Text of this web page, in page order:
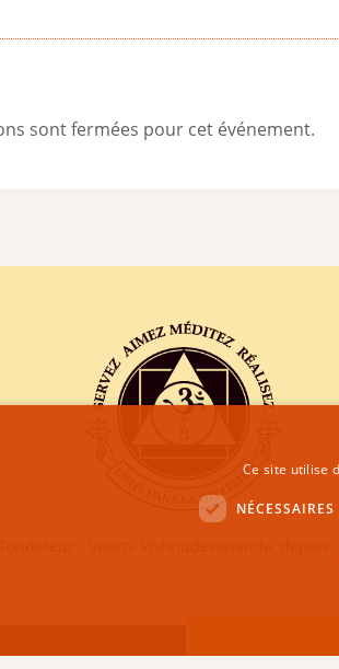
sont fermées pour cet événement.
Fondateur : Swami Vishnudevananda, depuis
Ce site utilise
NÉCESSAIRES